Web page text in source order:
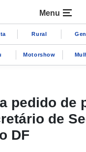
Menu
Rural
Motorshow
pedido de
de
DF